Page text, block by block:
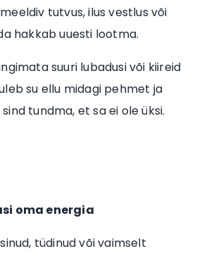
tutvus, ilus vestlus või
hakkab uuesti lootma.
suuri lubadusi või kiireid
su ellu midagi pehmet ja
tundma, et sa ei ole üksi.
oma energia
tüdinud või vaimselt